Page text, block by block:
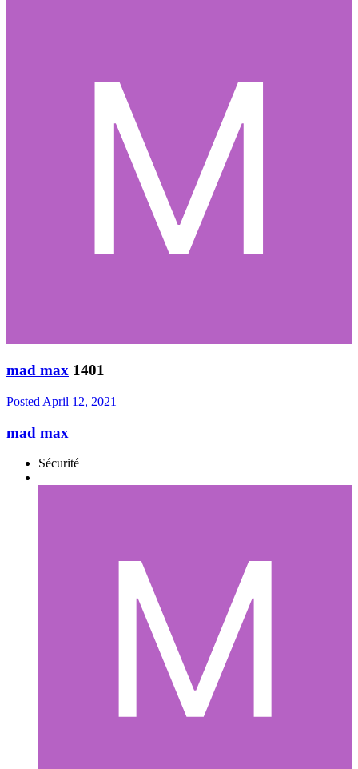
mad max 1401
Posted April 12, 2021
mad max
Sécurité